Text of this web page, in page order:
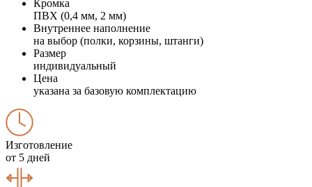
Кромка
ПВХ (0,4 мм, 2 мм)
Внутреннее наполнение
на выбор (полки, корзины, штанги)
Размер
индивидуальный
Цена
указана за базовую комплектацию
Изготовление
от 5 дней